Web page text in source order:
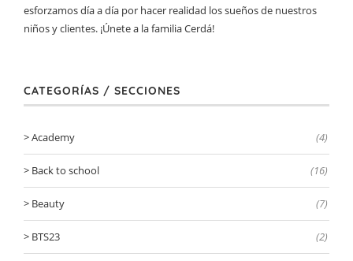
esforzamos día a día por hacer realidad los sueños de nuestros
niños y clientes. ¡Únete a la familia Cerdá!
CATEGORÍAS / SECCIONES
Academy (4)
Back to school (16)
Beauty (7)
BTS23 (2)